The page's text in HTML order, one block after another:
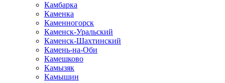
Камбарка
Каменка
Каменногорск
Каменск-Уральский
Каменск-Шахтинский
Камень-на-Оби
Камешково
Камызяк
Камышин